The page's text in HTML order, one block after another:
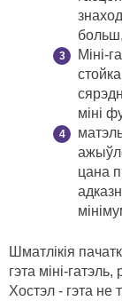
Міні-
міні
цана
Шматлікія
гэта міні-
Хостэл - гэта не